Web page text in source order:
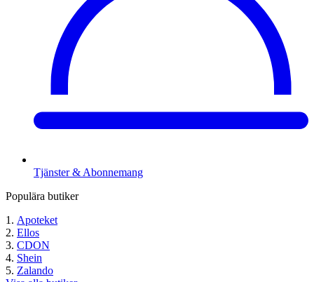
Tjänster & Abonnemang
Populära butiker
Apoteket
Ellos
CDON
Shein
Zalando